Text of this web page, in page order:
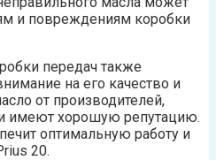
и повреждениям коробки
передач также
на его качество и
от производителей,
имеют хорошую репутацию.
оптимальную работу и
20.